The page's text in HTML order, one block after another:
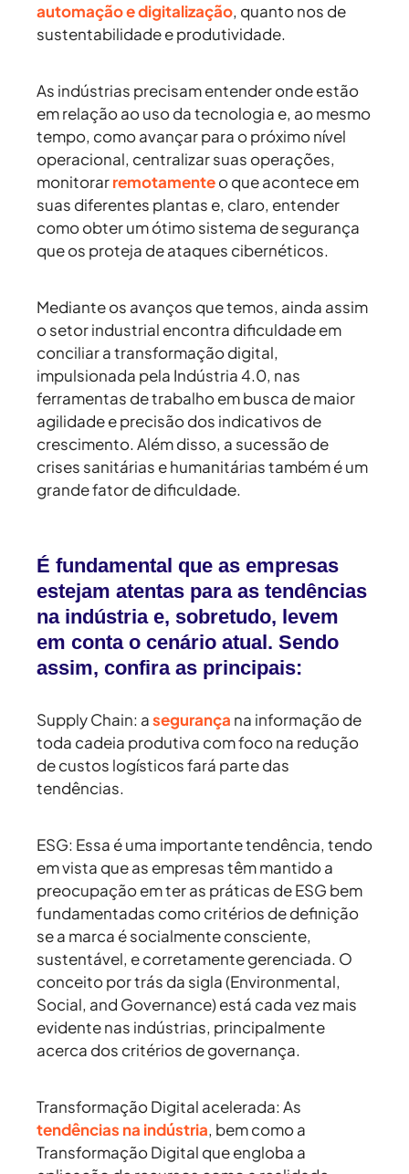
automação e digitalização, quanto nos de
sustentabilidade e produtividade.
As indústrias precisam entender onde estão
em relação ao uso da tecnologia e, ao mesmo
tempo, como avançar para o próximo nível
operacional, centralizar suas operações,
monitorarremotamenteo que acontece em
suas diferentes plantas e, claro, entender
como obter um ótimo sistema de segurança
que os proteja de ataques cibernéticos.
Mediante os avanços que temos, ainda assim
o setor industrial encontra dificuldade em
conciliar a transformação digital,
impulsionada pela Indústria 4.0, nas
ferramentas de trabalho em busca de maior
agilidade e precisão dos indicativos de
crescimento. Além disso, a sucessão de
crises sanitárias e humanitárias também é um
grande fator de dificuldade.
É fundamental que as empresas
estejam atentas para as tendências
na indústria e, sobretudo, levem
em conta o cenário atual. Sendo
assim, confira as principais:
Supply Chain: asegurança na informação de
toda cadeia produtiva com foco na redução
de custos logísticos fará parte das
tendências.
ESG: Essa é uma importante tendência, tendo
em vista que as empresas têm mantido a
preocupação em ter as práticas de ESG bem
fundamentadas como critérios de definição
se a marca é socialmente consciente,
sustentável, e corretamente gerenciada. O
conceito por trás da sigla (Environmental,
Social, and Governance) está cada vez mais
evidente nas indústrias, principalmente
acerca dos critérios de governança.
Transformação Digital acelerada:As
tendências na indústria, bem como a
Transformação Digital que engloba a